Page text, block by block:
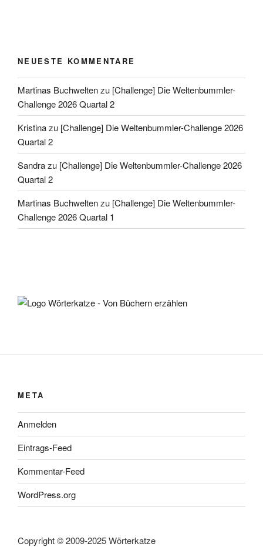
NEUESTE KOMMENTARE
Martinas Buchweltenzu [Challenge] Die Weltenbummler-
Challenge 2026 Quartal 2
Kristinazu [Challenge] Die Weltenbummler-Challenge 2026
Quartal 2
Sandrazu [Challenge] Die Weltenbummler-Challenge 2026
Quartal 2
Martinas Buchweltenzu [Challenge] Die Weltenbummler-
Challenge 2026 Quartal 1
META
Anmelden
Eintrags-Feed
Kommentar-Feed
WordPress.org
Copyright © 2009-2025 Wörterkatze